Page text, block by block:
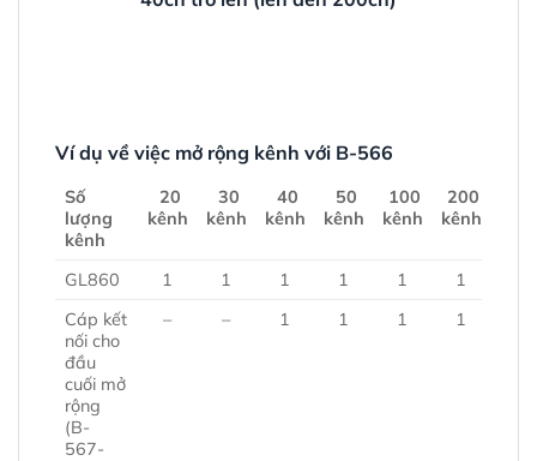
Ví dụ về việc mở rộng kênh với B-566
Số
lượng
kênh
20
kênh
30
kênh
40
kênh
50
kênh
100
kênh
200
kênh
GL860 1 1 1 1 1
1
Cáp kết
nối cho
đầu
cuối mở
rộng
(B-
567-
– – 1 1 1 1